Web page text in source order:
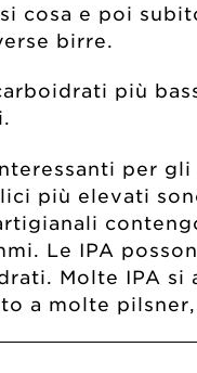
cosa e poi
birre.
più
per
più elevati
Le IPA
Molte IPA si
a molte pilsner,